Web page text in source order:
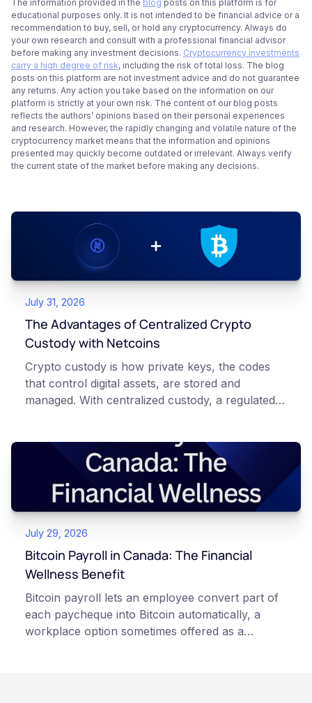
The information provided in the blog posts on this platform is for
educational purposes only. It is not intended to be financial advice or a
recommendation to buy, sell, or hold any cryptocurrency. Always do
your own research and consult with a professional financial advisor
before making any investment decisions. Cryptocurrency investments
carry a high degree of risk, including the risk of total loss. The blog
posts on this platform are not investment advice and do not guarantee
any returns. Any action you take based on the information on our
platform is strictly at your own risk. The content of our blog posts
reflects the authors’ opinions based on their personal experiences
and research. However, the rapidly changing and volatile nature of the
cryptocurrency market means that the information and opinions
presented may quickly become outdated or irrelevant. Always verify
the current state of the market before making any decisions.
July 31, 2026
The Advantages of Centralized Crypto
Custody with Netcoins
Crypto custody is how private keys, the codes
that control digital assets, are stored and
managed. With centralized custody, a regulated
storage. With self-custody, you hold your own
keys directly. Each model carries different
responsibilities, security trade-offs, and potential
points of failure. This article is for educational
and informational purposes only. It does not
constitute financial, legal, or professional advice.
Always do your own research and consult
qualified professionals before making decisions
July 29, 2026
Bitcoin Payroll in Canada: The Financial
Wellness Benefit
Bitcoin payroll lets an employee convert part of
each paycheque into Bitcoin automatically, a
workplace option sometimes offered as a